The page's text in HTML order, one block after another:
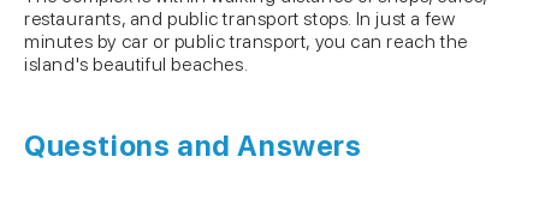
restaurants, and public transport stops. In just a few
minutes by car or public transport, you can reach the
island's beautiful beaches.
Questions and Answers